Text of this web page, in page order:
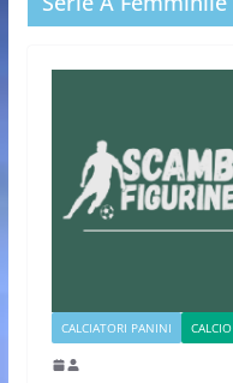
CALCIATORI PANINI CALCIO